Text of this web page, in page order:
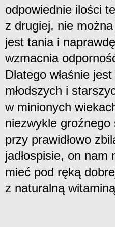
odpowiednie ilości
z drugiej, nie
jest tania i
wzmacnia
Dlatego właśnie
młodszych i
w minionych
niezwykle
przy prawidłowo
jadłospisie, on
mieć pod ręką
z naturalną